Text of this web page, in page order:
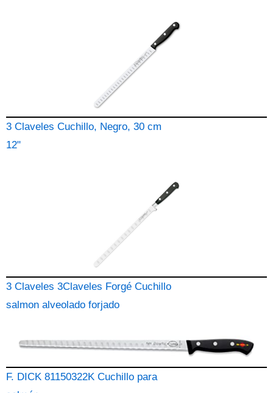
3 Claveles Cuchillo, Negro, 30 cm
12"
3 Claveles 3Claveles Forgé Cuchillo
salmon alveolado forjado
F. DICK 81150322K Cuchillo para